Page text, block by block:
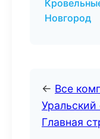
Новгород
← Все
Главная